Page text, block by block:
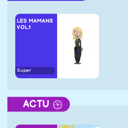
LES MAMANS
VOL.1
Super
ACTU